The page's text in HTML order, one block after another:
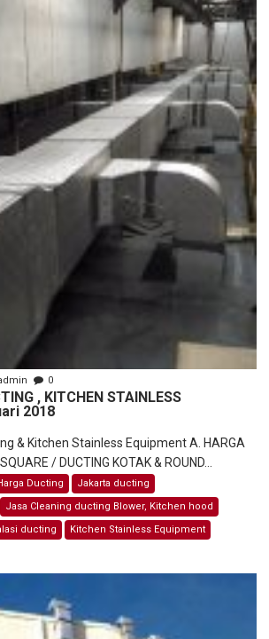
0
, KITCHEN STAINLESS
2018
& Kitchen Stainless Equipment A. HARGA
/ DUCTING KOTAK & ROUND...
Ducting
Jakarta ducting
Jasa Cleaning ducting Blower, Kitchen hood
ducting
Kitchen Stainless Equipment